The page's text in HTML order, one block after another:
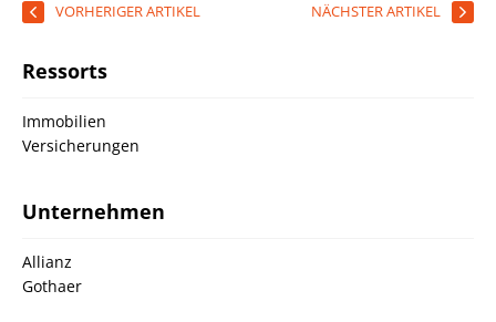
VORHERIGER ARTIKEL NÄCHSTER ARTIKEL
Ressorts
Immobilien
Versicherungen
Unternehmen
Allianz
Gothaer